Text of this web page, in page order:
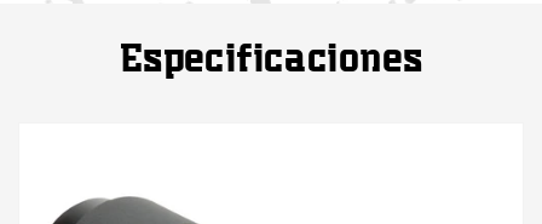
Especificaciones